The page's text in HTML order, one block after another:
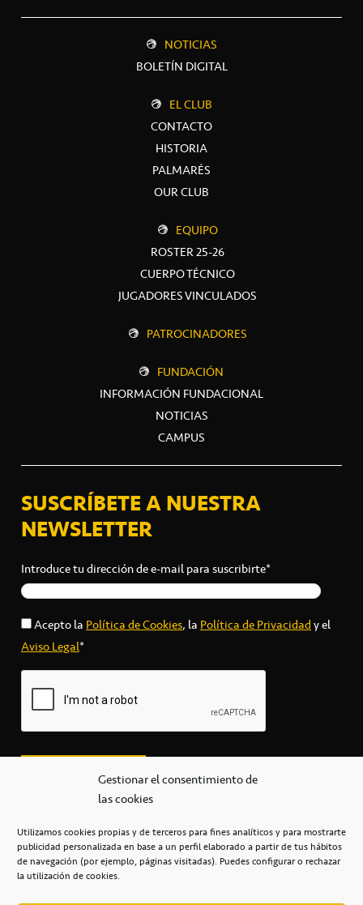
Gestionar el consentimiento de
las cookies
Utilizamos cookies propias y de terceros para fines analíticos y para mostrarte
publicidad personalizada en base a un perfil elaborado a partir de tus hábitos
de navegación (por ejemplo, páginas visitadas). Puedes configurar o rechazar
la utilización de cookies.
NOTICIAS
BOLETÍN DIGITAL
EL CLUB
CONTACTO
HISTORIA
PALMARÉS
OUR CLUB
EQUIPO
ROSTER 25-26
CUERPO TÉCNICO
JUGADORES VINCULADOS
PATROCINADORES
FUNDACIÓN
INFORMACIÓN FUNDACIONAL
NOTICIAS
CAMPUS
SUSCRÍBETE A NUESTRA
NEWSLETTER
Introduce tu dirección de e-mail para suscribirte*
Acepto laPolítica de Cookies, laPolítica de Privacidady el
Aviso Legal*
secretaria@cbcanarias.es
+34 922 253 684